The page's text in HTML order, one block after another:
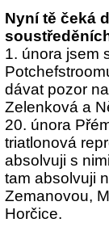
Nyní tě čeká
1. února jsem
dávat pozor
Zelenková a
20. února
triatlonová
absolvuji s
tam absolvuji
Zemanovou,
Horčice.